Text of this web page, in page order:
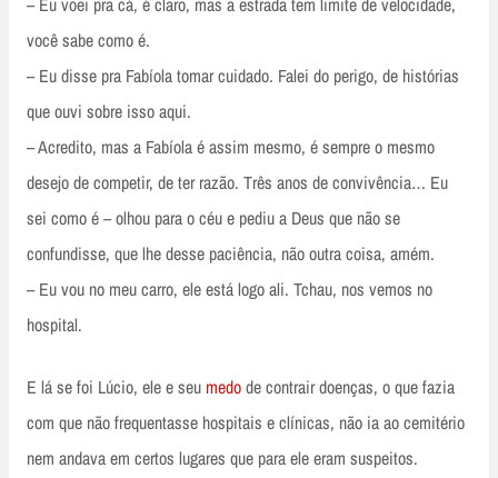
você sabe como é.
– Eu disse pra Fabíola tomar cuidado. Falei do perigo, de histórias
que ouvi sobre isso aqui.
– Acredito, mas a Fabíola é assim mesmo, é sempre o mesmo
desejo de competir, de ter razão. Três anos de convivência… Eu
sei como é – olhou para o céu e pediu a Deus que não se
confundisse, que lhe desse paciência, não outra coisa, amém.
– Eu vou no meu carro, ele está logo ali. Tchau, nos vemos no
hospital.
E lá se foi Lúcio, ele e seu medode contrair doenças, o que fazia
com que não frequentasse hospitais e clínicas, não ia ao cemitério
nem andava em certos lugares que para ele eram suspeitos.